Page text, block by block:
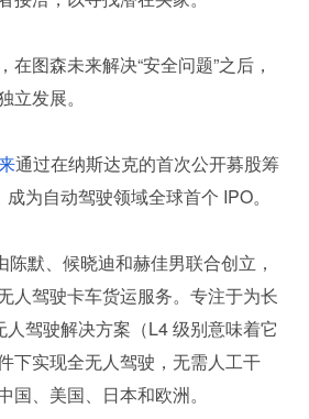
在图森未来解决“安全问题”之后，
立发展。
通过在纳斯达克的首次公开募股筹
为自动驾驶领域全球首个 IPO。
默、候晓迪和赫佳男联合创立，
人驾驶卡车货运服务。专注于为长
驾驶解决方案（L4 级别意味着它
下实现全无人驾驶，无需人工干
国、美国、日本和欧洲。